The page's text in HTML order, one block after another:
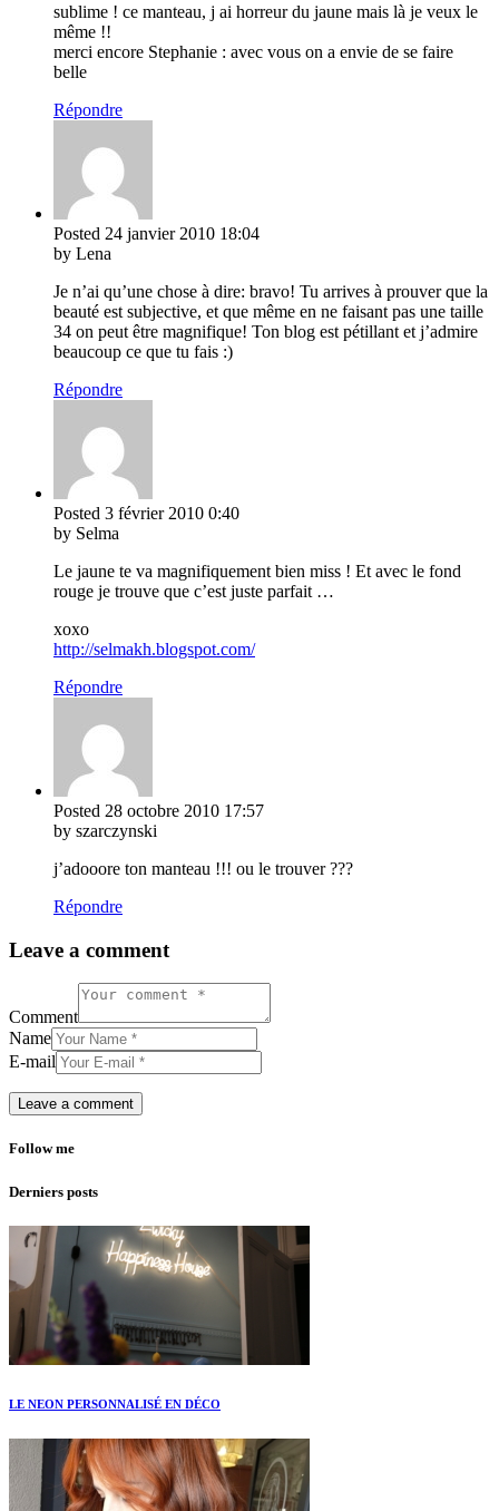
sublime ! ce manteau, j ai horreur du jaune mais là je veux le
même !!
merci encore Stephanie : avec vous on a envie de se faire
belle
Répondre
Posted 24 janvier 2010 18:04
by Lena
Je n’ai qu’une chose à dire: bravo! Tu arrives à prouver que la
beauté est subjective, et que même en ne faisant pas une taille
34 on peut être magnifique! Ton blog est pétillant et j’admire
beaucoup ce que tu fais :)
Répondre
Posted 3 février 2010 0:40
by Selma
Le jaune te va magnifiquement bien miss ! Et avec le fond
rouge je trouve que c’est juste parfait …
xoxo
http://selmakh.blogspot.com/
Répondre
Posted 28 octobre 2010 17:57
by szarczynski
j’adooore ton manteau !!! ou le trouver ???
Répondre
Leave a comment
Comment
Name
E-mail
Follow me
Derniers posts
LE NEON PERSONNALISÉ EN DÉCO